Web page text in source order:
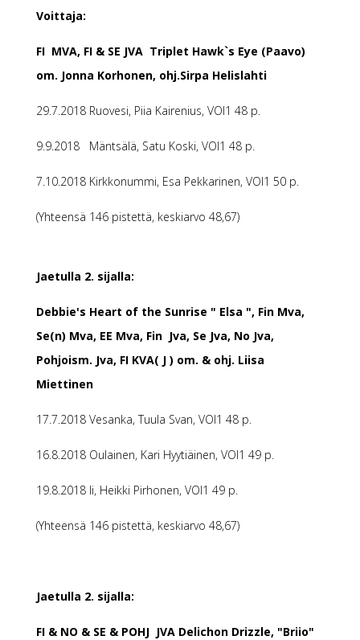
Voittaja:
FI MVA, FI & SE JVA Triplet Hawk`s Eye (Paavo)
om. Jonna Korhonen, ohj.Sirpa Helislahti
29.7.2018 Ruovesi, Piia Kairenius, VOI1 48 p.
9.9.2018 Mäntsälä, Satu Koski, VOI1 48 p.
7.10.2018 Kirkkonummi, Esa Pekkarinen, VOI1 50 p.
(Yhteensä 146 pistettä, keskiarvo 48,67)
Jaetulla 2. sijalla:
Debbie's Heart of the Sunrise " Elsa ", Fin Mva,
Se(n) Mva, EE Mva, Fin Jva, Se Jva, No Jva,
Pohjoism. Jva, FI KVA( J ) om. & ohj. Liisa
Miettinen
17.7.2018 Vesanka, Tuula Svan, VOI1 48 p.
16.8.2018 Oulainen, Kari Hyytiäinen, VOI1 49 p.
19.8.2018 Ii, Heikki Pirhonen, VOI1 49 p.
(Yhteensä 146 pistettä, keskiarvo 48,67)
Jaetulla 2. sijalla:
FI & NO & SE & POHJ JVA Delichon Drizzle, "Briio"